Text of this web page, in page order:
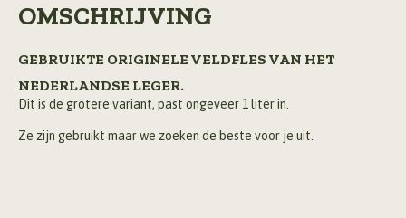
OMSCHRIJVING
GEBRUIKTE ORIGINELE VELDFLES VAN HET
NEDERLANDSE LEGER.
Dit is de grotere variant, past ongeveer 1 liter in.
Ze zijn gebruikt maar we zoeken de beste voor je uit.